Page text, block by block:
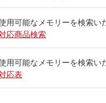
用可能なメモリーを検索い
応商品検索
用可能なメモリーを検索い
応表